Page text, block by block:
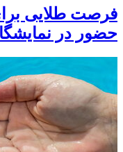
فرصت طلایی
حضور در